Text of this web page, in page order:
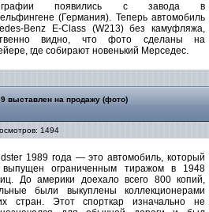
появились с завода в
(Германия). Теперь автомобиль
Benz E-Class (W213) без камуфляжа,
видно, что фото сделаны на
где собирают новенький Мерседес.
выставлен на продажу (фото)
1494
1989 года — это автомобиль, который
ограниченным тиражом в 1948
До америки доехало всего 800 копий,
были выкуплены коллекционерами
стран. Этот спорткар изначально не